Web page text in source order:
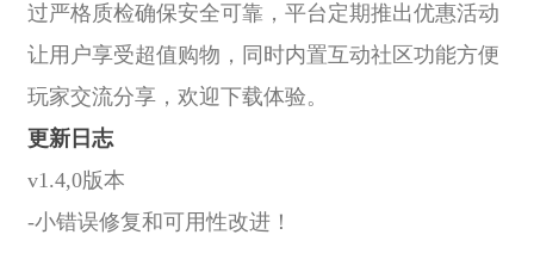
过严格质检确保安全可靠，平台定期推出优惠活动
让用户享受超值购物，同时内置互动社区功能方便
玩家交流分享，欢迎下载体验。
更新日志
v1.4,0版本
-小错误修复和可用性改进！